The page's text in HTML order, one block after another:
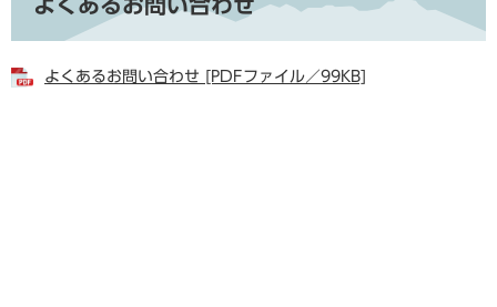
よくあるお問い合わせ
よくあるお問い合わせ [PDFファイル／99KB]